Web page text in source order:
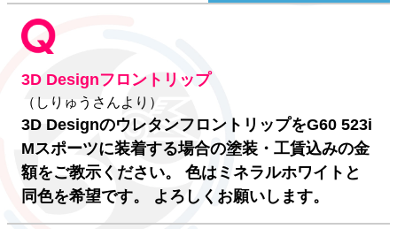
3D Designフロントリップ
（しりゅうさんより）
3D DesignのウレタンフロントリップをG60 523i
Mスポーツに装着する場合の塗装・工賃込みの金
額をご教示ください。 色はミネラルホワイトと
同色を希望です。 よろしくお願いします。